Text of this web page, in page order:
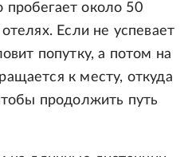
около 50
Если не успевает
попутку, а потом на
к месту, откуда
продолжить путь